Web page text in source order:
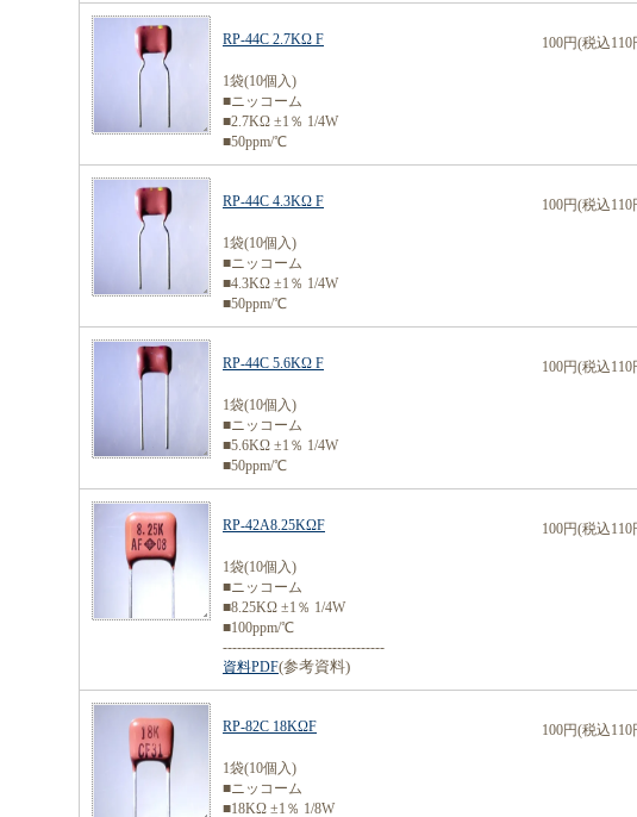
RP-44C 2.7KΩ F 100円(税込110
1袋(10個入)
■ニッコーム
■2.7KΩ ±1％ 1/4W
■50ppm/℃
RP-44C 4.3KΩ F 100円(税込110
1袋(10個入)
■ニッコーム
■4.3KΩ ±1％ 1/4W
■50ppm/℃
RP-44C 5.6KΩ F 100円(税込110
1袋(10個入)
■ニッコーム
■5.6KΩ ±1％ 1/4W
■50ppm/℃
RP-42A8.25KΩF 100円(税込110
1袋(10個入)
■ニッコーム
■8.25KΩ ±1％ 1/4W
■100ppm/℃
----------------------------------
資料PDF(参考資料)
RP-82C 18KΩF 100円(税込110
1袋(10個入)
■ニッコーム
■18KΩ ±1％ 1/8W